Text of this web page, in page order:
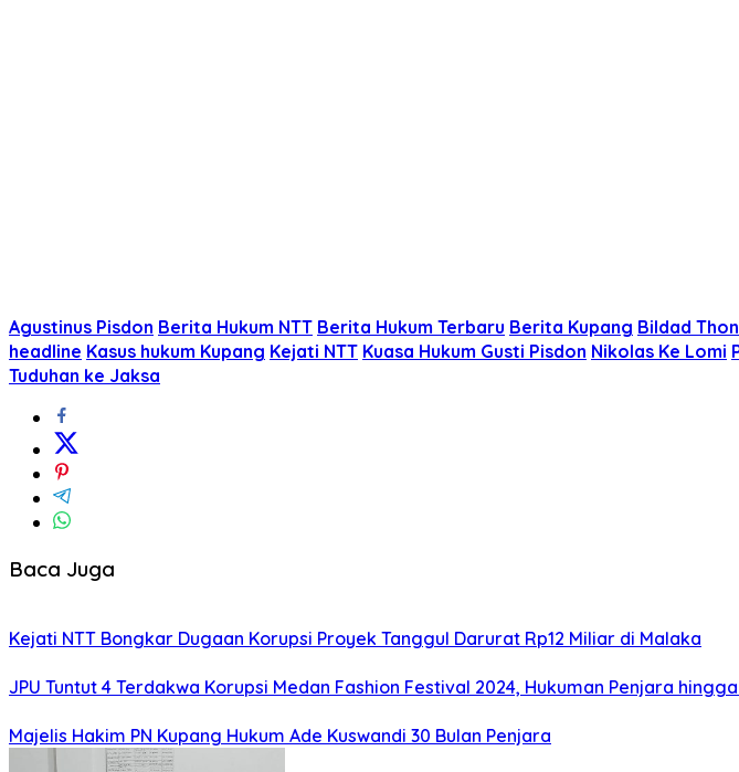
Agustinus Pisdon Berita Hukum NTT Berita Hukum Terbaru Berita Kupang Bildad
headline Kasus hukum Kupang Kejati NTT Kuasa Hukum Gusti Pisdon Nikolas Ke Lomi
Tuduhan ke Jaksa
Baca Juga
Kejati NTT Bongkar Dugaan Korupsi Proyek Tanggul Darurat Rp12 Miliar di Malaka
JPU Tuntut 4 Terdakwa Korupsi Medan Fashion Festival 2024, Hukuman Penjara hingga
Majelis Hakim PN Kupang Hukum Ade Kuswandi 30 Bulan Penjara